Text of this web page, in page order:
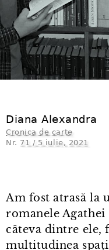
Diana Alexandra
Cronica de carte
Nr. 71 / 5 iulie, 2021
Am fost atrasă la
romanele
câteva dintre ele,
multitudinea